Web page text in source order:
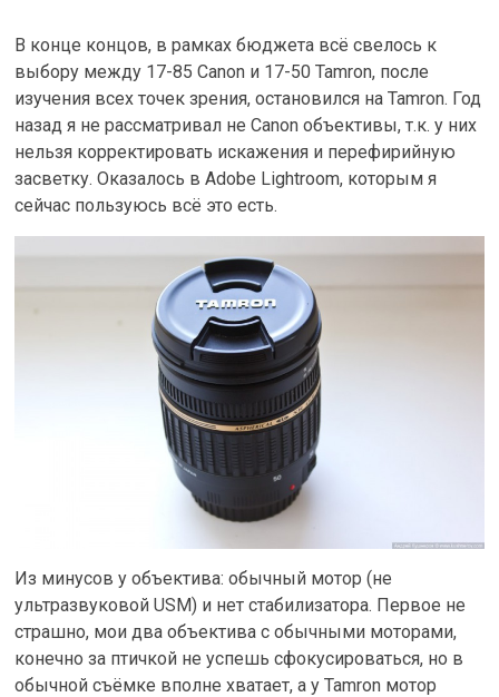
В конце концов, в рамках бюджета всё свелось к
выбору между 17-85 Canon и 17-50 Tamron, после
изучения всех точек зрения, остановился на Tamron. Год
назад я не рассматривал не Canon объективы, т.к. у них
нельзя корректировать искажения и перефирийную
засветку. Оказалось в Adobe Lightroom, которым я
сейчас пользуюсь всё это есть.
Из минусов у объектива: обычный мотор (не
ультразвуковой USM) и нет стабилизатора. Первое не
страшно, мои два объектива с обычными моторами,
конечно за птичкой не успешь сфокусироваться, но в
обычной съёмке вполне хватает, а у Tamron мотор